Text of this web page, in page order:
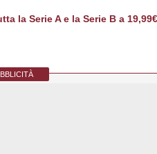
la Serie A e la Serie B a